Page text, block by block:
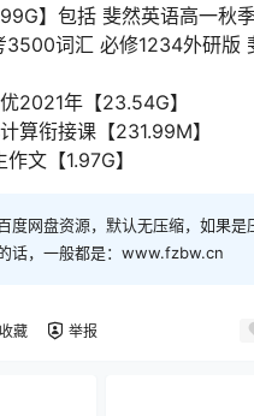
】包括 斐然英语高一秋
3500词汇 必修1234外研版
2021年【23.54G】
算衔接课【231.99M】
文【1.97G】
度网盘资源，默认无压缩，如果是
话，一般都是：www.fzbw.cn
收藏 举报